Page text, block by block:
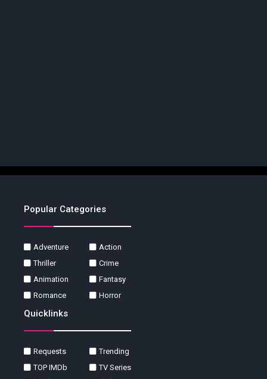
Popular Categories
Adventure
Action
Thriller
Crime
Animation
Fantasy
Romance
Horror
Quicklinks
Requests
Trending
TOP IMDb
TV Series